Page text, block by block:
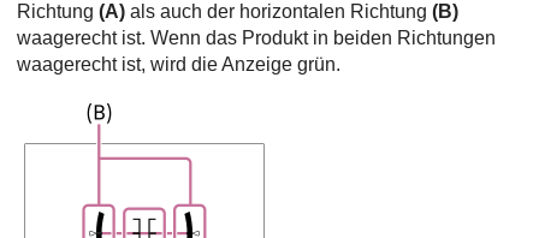
Richtung (A) als auch der horizontalen Richtung (B)
waagerecht ist. Wenn das Produkt in beiden Richtungen
waagerecht ist, wird die Anzeige grün.